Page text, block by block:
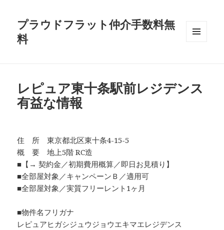
プラウドフラット仲介手数料無
料
レピュア東十条駅前レジデンス
有益な情報
住 所 東京都北区東十条4-15-5
概 要 地上5階 RC造
■【→ 契約金／初期費用概算／即日お見積り】
■全部屋対象／キャンペーンＢ／適用可
■全部屋対象／実質フリーレント1ヶ月
■物件名フリガナ
レピュアヒガシジュウジョウエキマエレジデンス